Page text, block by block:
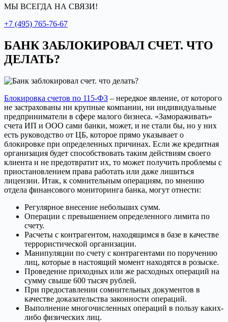
МЫ ВСЕГДА НА СВЯЗИ!
+7 (495) 765-76-67
БАНК ЗАБЛОКИРОВАЛ СЧЕТ. ЧТО
ДЕЛАТЬ?
Блокировка счетов по 115-ФЗ – нередкое явление, от которого
не застрахованы ни крупные компании, ни индивидуальные
предприниматели в сфере малого бизнеса. «Замораживать»
счета ИП и ООО сами банки, может, и не стали бы, но у них
есть руководство от ЦБ, которое прямо указывает о
блокировке при определенных причинах. Если же кредитная
организация будет способствовать таким действиям своего
клиента и не предотвратит их, то может получить проблемы с
приостановлением права работать или даже лишиться
лицензии. Итак, к сомнительным операциям, по мнению
отдела финансового мониторинга банка, могут отнести:
Регулярное внесение небольших сумм.
Операции с превышением определенного лимита по
счету.
Расчеты с контрагентом, находящимся в базе в качестве
террористической организации.
Манипуляции по счету с контрагентами по поручению
лиц, которые в настоящий момент находятся в розыске.
Проведение приходных или же расходных операций на
сумму свыше 600 тысяч рублей.
При предоставлении сомнительных документов в
качестве доказательства законности операций.
Выполнение многочисленных операций в пользу каких-
либо физических лиц.